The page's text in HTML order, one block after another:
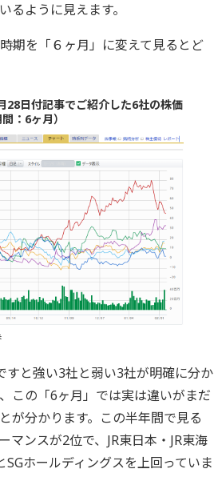
るように見えます。
期を「６ヶ月」に変えて見るとど
28日付記事でご紹介した6社の株価
：6ヶ月）
すと強い3社と弱い3社が明確に分か
この「6ヶ月」では実は違いがまだ
が分かります。この半年間で見る
マンスが2位で、JR東日本・JR東海
ホールディングスを上回っていま